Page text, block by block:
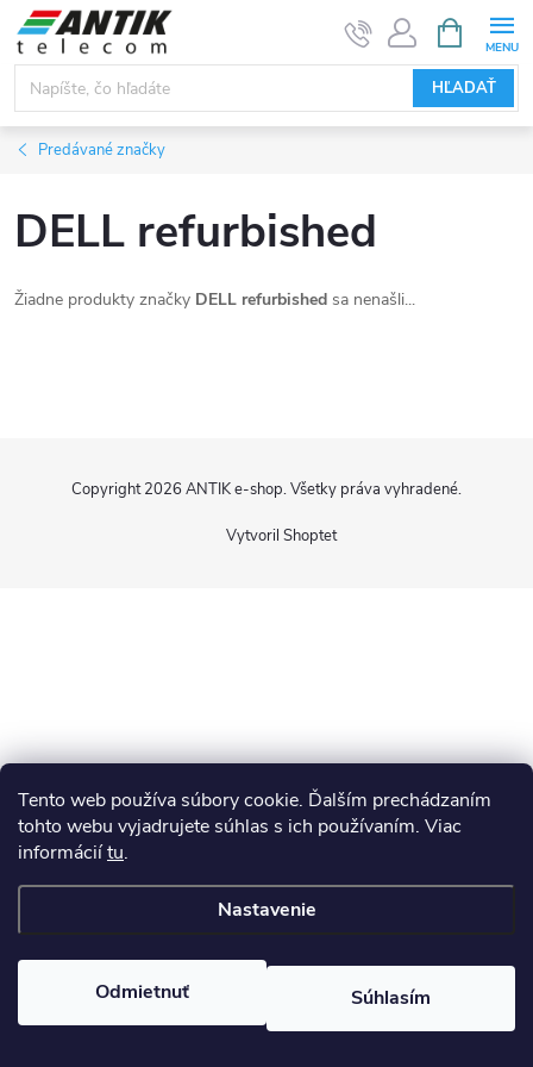
Tento web používa súbory cookie. Ďalším prechádzaním
tohto webu vyjadrujete súhlas s ich používaním. Viac
informáciítu.
Nastavenie
Odmietnuť Súhlasím
Prejsť
obsah
HĽADAŤ
KOŠÍK
Predávané značky
DELL refurbished
Žiadne produkty značky DELL refurbished sa nenašli...
i
e
Vytvoril Shoptet
Copyright 2026 ANTIK e-shop. Všetky práva vyhradené.